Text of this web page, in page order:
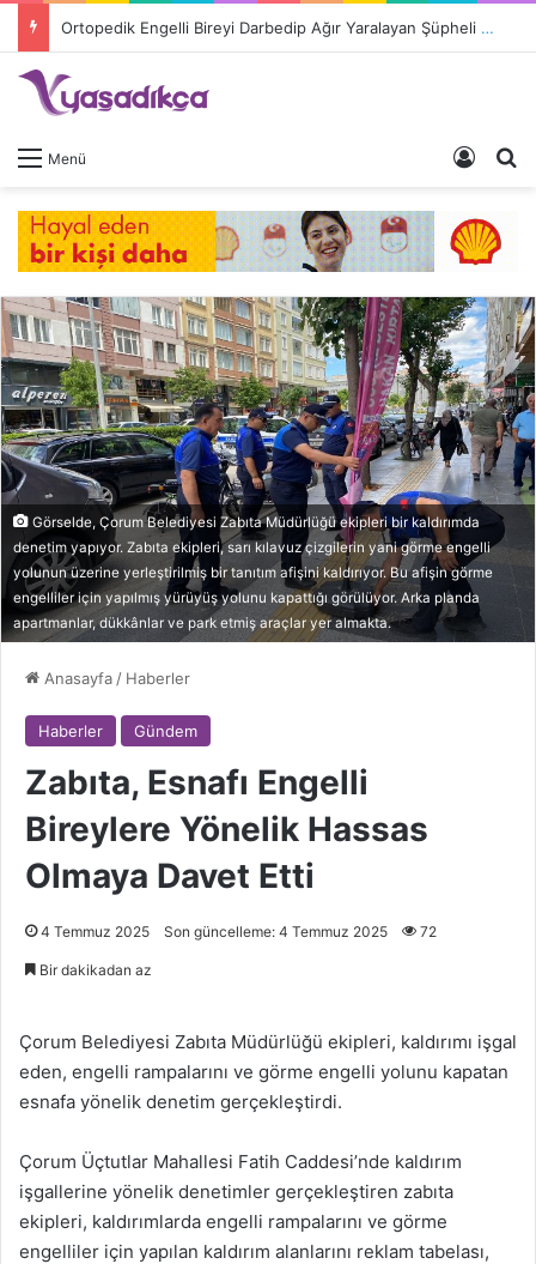
Ortopedik Engelli Bireyi Darbedip Ağır Yaralayan Şüpheli Tutuklandı
Menü Giriş
Görselde, Çorum Belediyesi Zabıta Müdürlüğü ekipleri bir kaldırımda
denetim yapıyor. Zabıta ekipleri, sarı kılavuz çizgilerin yani görme engelli
yolunun üzerine yerleştirilmiş bir tanıtım afişini kaldırıyor. Bu afişin görme
engelliler için yapılmış yürüyüş yolunu kapattığı görülüyor. Arka planda
apartmanlar, dükkânlar ve park etmiş araçlar yer almakta.
Anasayfa / Haberler
Haberler Gündem
Zabıta, Esnafı Engelli
Bireylere Yönelik Hassas
Olmaya Davet Etti
4 Temmuz 2025 Son güncelleme: 4 Temmuz 2025 72
Bir dakikadan az
Çorum Belediyesi Zabıta Müdürlüğü ekipleri, kaldırımı işgal
eden, engelli rampalarını ve görme engelli yolunu kapatan
esnafa yönelik denetim gerçekleştirdi.
Çorum Üçtutlar Mahallesi Fatih Caddesi’nde kaldırım
işgallerine yönelik denetimler gerçekleştiren zabıta
ekipleri, kaldırımlarda engelli rampalarını ve görme
engelliler için yapılan kaldırım alanlarını reklam tabelası,